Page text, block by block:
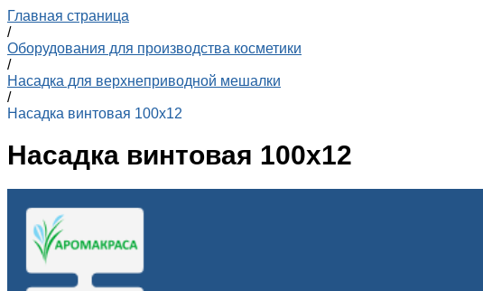
Главная страница
/
Оборудования для производства косметики
/
Насадка для верхнеприводной мешалки
/
Насадка винтовая 100х12
Насадка винтовая 100х12